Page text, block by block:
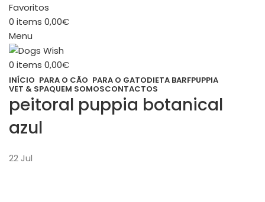
Favoritos
0 items 0,00€
Menu
0 items 0,00€
INÍCIO PARA O CÃO PARA O GATODIETA BARFPUPPIA
VET & SPAQUEM SOMOSCONTACTOS
peitoral puppia botanical
azul
22Jul